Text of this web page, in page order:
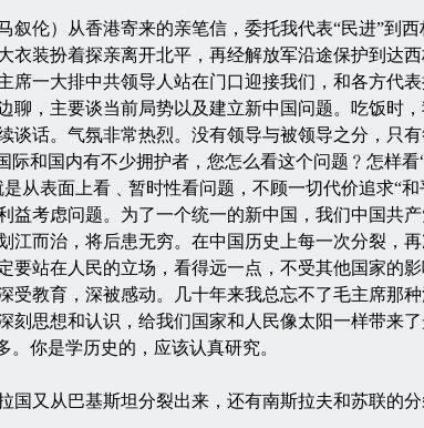
伦）从香港寄来的亲笔信，委托我代表“民进”到西
装扮着探亲离开北平，再经解放军沿途保护到达
一大排中共领导人站在门口迎接我们，和各方代
，主要谈当前局势以及建立新中国问题。吃饭时
话。气氛非常热烈。没有领导与被领导之分，只
和国内有不少拥护者，您怎么看这个问题﹖怎样看
从表面上看﹑暂时性看问题，不顾一切代价追求“和
考虑问题。为了一个统一的新中国，我们中国共
而治，将后患无穷。在中国历史上每一次分裂，
要站在人民的立场，看得远一点，不受其他国家的
教育，深被感动。几十年来我总忘不了毛主席那
思想和认识，给我们国家和人民像太阳一样带来
你是学历史的，应该认真研究。
又从巴基斯坦分裂出来，还有南斯拉夫和苏联的